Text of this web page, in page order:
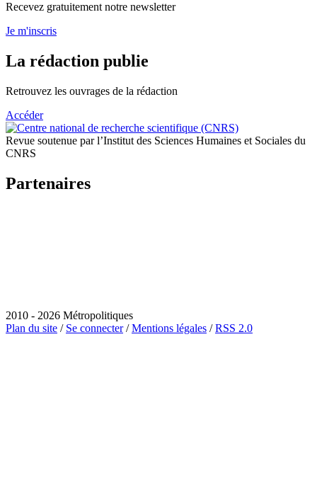
Recevez gratuitement notre newsletter
Je m'inscris
La rédaction publie
Retrouvez les ouvrages de la rédaction
Accéder
Revue soutenue par l’Institut des Sciences Humaines et Sociales du
CNRS
Partenaires
2010 - 2026 Métropolitiques
Plan du site / Se connecter/Mentions légales /RSS 2.0